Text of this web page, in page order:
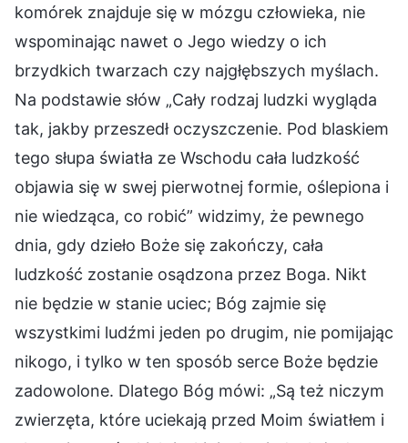
komórek znajduje się w mózgu człowieka, nie
wspominając nawet o Jego wiedzy o ich
brzydkich twarzach czy najgłębszych myślach.
Na podstawie słów „Cały rodzaj ludzki wygląda
tak, jakby przeszedł oczyszczenie. Pod blaskiem
tego słupa światła ze Wschodu cała ludzkość
objawia się w swej pierwotnej formie, oślepiona i
nie wiedząca, co robić” widzimy, że pewnego
dnia, gdy dzieło Boże się zakończy, cała
ludzkość zostanie osądzona przez Boga. Nikt
nie będzie w stanie uciec; Bóg zajmie się
wszystkimi ludźmi jeden po drugim, nie pomijając
nikogo, i tylko w ten sposób serce Boże będzie
zadowolone. Dlatego Bóg mówi: „Są też niczym
zwierzęta, które uciekają przed Moim światłem i